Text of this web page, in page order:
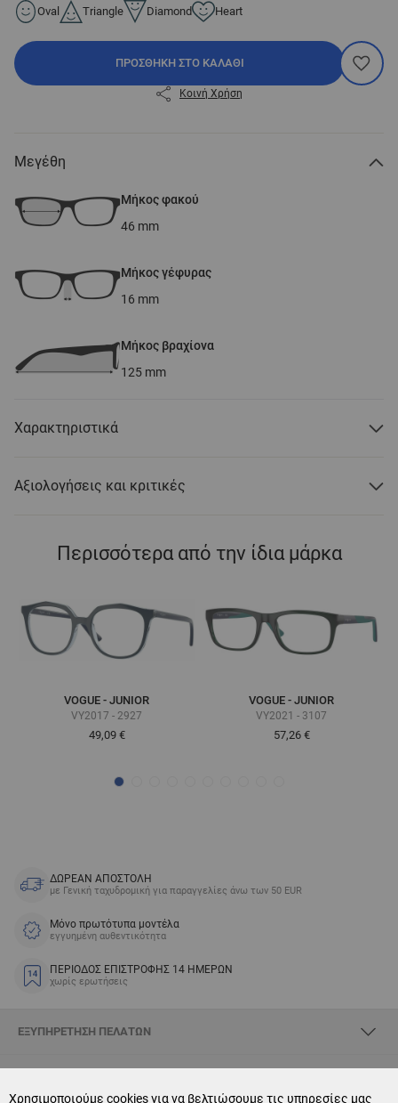
Χρησιμοποιούμε cookies για να βελτιώσουμε τις υπηρεσίες μας
Oval Triangle Diamond Heart
ΠΡΟΣΘΉΚΗ ΣΤΟ ΚΑΛΆΘΙ
Κοινή Χρήση
Μεγέθη
Μήκος φακού
46 mm
Μήκος γέφυρας
16 mm
Μήκος βραχίονα
125 mm
Χαρακτηριστικά
Αξιολογήσεις και κριτικές
Περισσότερα από την ίδια μάρκα
VOGUE - JUNIOR
VY2017 - 2927
49,09 €
VOGUE - JUNIOR
VY2021 - 3107
57,26 €
ΔΩΡΕΑΝ ΑΠΟΣΤΟΛΗ
με Γενική ταχυδρομική για παραγγελίες άνω των 50 EUR
Μόνο πρωτότυπα μοντέλα
εγγυημένη αυθεντικότητα
ΠΕΡΙΟΔΟΣ ΕΠΙΣΤΡΟΦΗΣ 14 ΗΜΕΡΩΝ
χωρίς ερωτήσεις
ΕΞΥΠΗΡΈΤΗΣΗ ΠΕΛΑΤΏΝ